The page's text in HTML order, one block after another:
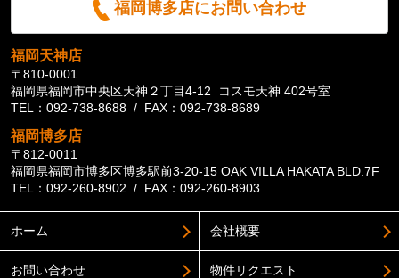
福岡博多店にお問い合わせ
福岡天神店
〒810-0001
福岡県福岡市中央区天神２丁目4-12 コスモ天神 402号室
TEL：092-738-8688 / FAX：092-738-8689
福岡博多店
〒812-0011
福岡県福岡市博多区博多駅前3-20-15 OAK VILLA HAKATA BLD.7F
TEL：092-260-8902 / FAX：092-260-8903
ホーム 会社概要
お問い合わせ 物件リクエスト